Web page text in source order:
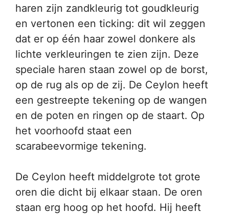
haren zijn zandkleurig tot goudkleurig
en vertonen een ticking: dit wil zeggen
dat er op één haar zowel donkere als
lichte verkleuringen te zien zijn. Deze
speciale haren staan zowel op de borst,
op de rug als op de zij. De Ceylon heeft
een gestreepte tekening op de wangen
en de poten en ringen op de staart. Op
het voorhoofd staat een
scarabeevormige tekening.
De Ceylon heeft middelgrote tot grote
oren die dicht bij elkaar staan. De oren
staan erg hoog op het hoofd. Hij heeft